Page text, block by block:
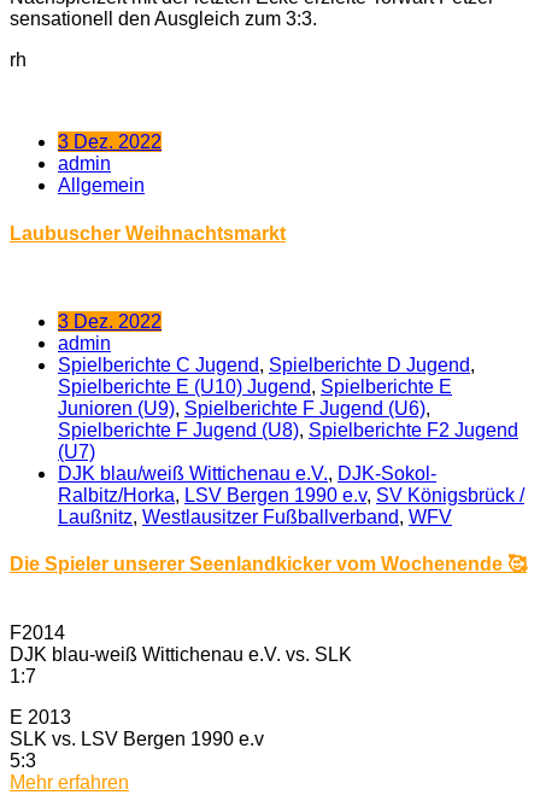
sensationell den Ausgleich zum 3:3.
rh
3 Dez. 2022
admin
Allgemein
Laubuscher Weihnachtsmarkt
3 Dez. 2022
admin
Spielberichte C Jugend, Spielberichte D Jugend,
Spielberichte E (U10) Jugend, Spielberichte E
Junioren (U9), Spielberichte F Jugend (U6),
Spielberichte F Jugend (U8), Spielberichte F2 Jugend
(U7)
DJK blau/weiß Wittichenau e.V., DJK-Sokol-
Ralbitz/Horka, LSV Bergen 1990 e.v, SV Königsbrück /​
Laußnitz, Westlausitzer Fußballverband, WFV
Die Spieler unserer Seenlandkicker vom Wochenende 🥰
F2014
DJK blau-weiß Wittichenau e.V. vs. SLK
1:7
E 2013
SLK vs. LSV Bergen 1990 e.v
5:3
Mehr erfahren